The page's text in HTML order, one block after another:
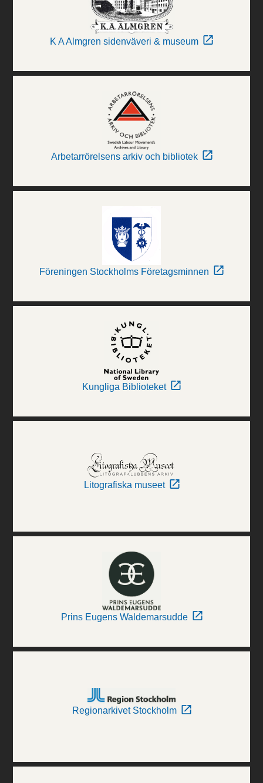
K A Almgren sidenväveri & museum
Arbetarrörelsens arkiv och bibliotek
Föreningen Stockholms Företagsminnen
Kungliga Biblioteket
Litografiska museet
Prins Eugens Waldemarsudde
Regionarkivet Stockholm